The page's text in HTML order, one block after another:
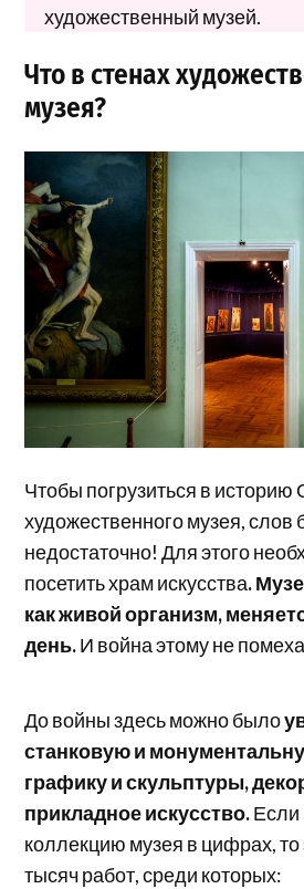
художественный музей.
Что в стенах
музея?
Чтобы погрузиться в историю
художественного музея, слов
недостаточно! Для этого
посетить храм искусства.
как живой организм,
день.И война этому не
До войны здесь можно было
станковую и
графику и скульптуры,
прикладное искусство.Если
коллекцию музея в цифрах, то
тысяч работ, среди которых: